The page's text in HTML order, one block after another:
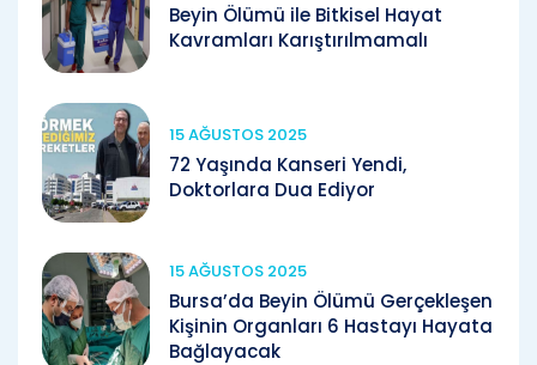
Beyin Ölümü ile Bitkisel Hayat
Kavramları Karıştırılmamalı
15 AĞUSTOS 2025
72 Yaşında Kanseri Yendi,
Doktorlara Dua Ediyor
15 AĞUSTOS 2025
Bursa’da Beyin Ölümü Gerçekleşen
Kişinin Organları 6 Hastayı Hayata
Bağlayacak